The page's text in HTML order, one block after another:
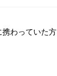
わっていた方